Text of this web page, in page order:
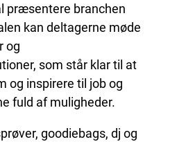
præsentere branchen
kan deltagerne møde
og
som står klar til at
og inspirere til job og
fuld af muligheder.
goodiebags, dj og